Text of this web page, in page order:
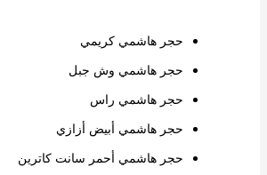
حجر هاشمي كريمي
حجر هاشمي وش جبل
حجر هاشمي راس
حجر هاشمي أبيض أزازي
حجر هاشمي أحمر سانت كاترين